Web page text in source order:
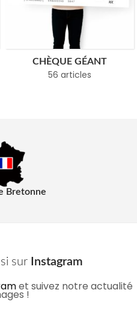
CHÈQUE GÉANT
56 articles
Bretonne
sur Instagram
et suivez notre actualité
!